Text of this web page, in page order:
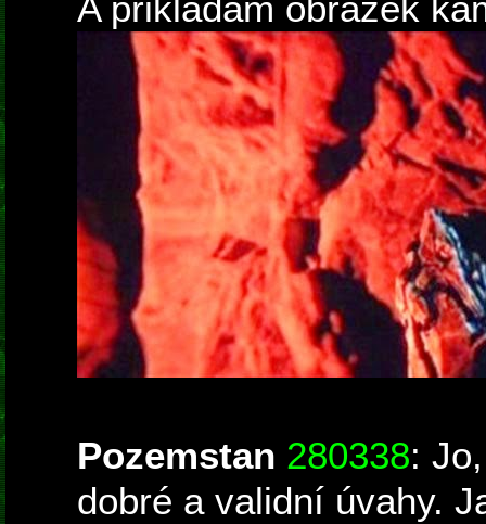
A přikládám obrázek
Pozemstan 280338:
dobré a validní úvahy.